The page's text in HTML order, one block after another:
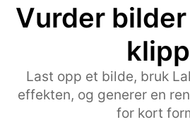
Vurder
klipp
Last opp et bilde, bruk
effekten, og generer en
for kort